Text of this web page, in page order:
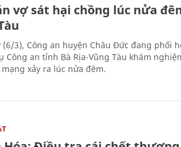
vợ sát hại chồng lúc nửa
(6/3), Công an huyện Châu Đức đang phối
Công an tỉnh Bà Rịa-Vũng Tàu khám
xảy ra lúc nửa đêm.